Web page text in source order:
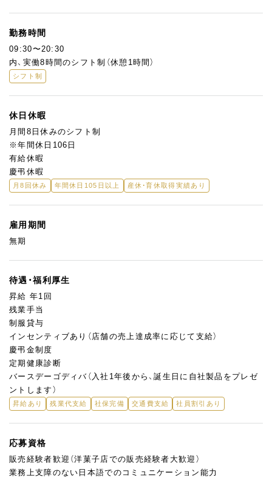
勤務時間
09:30〜20:30
内、実働8時間のシフト制（休憩1時間）
シフト制
休日休暇
月間8日休みのシフト制
※年間休日106日
有給休暇
慶弔休暇
月8回休み 年間休日105日以上 産休・育休取得実績あり
雇用期間
無期
待遇・福利厚生
昇給 年1回
残業手当
制服貸与
インセンティブあり（店舗の売上達成率に応じて支給）
慶弔金制度
定期健康診断
バースデーゴディバ（入社1年後から、誕生日に自社製品をプレゼ
ントします）
昇給あり 残業代支給 社保完備 交通費支給 社員割引あり
応募資格
販売経験者歓迎（洋菓子店での販売経験者大歓迎）
業務上支障のない日本語でのコミュニケーション能力